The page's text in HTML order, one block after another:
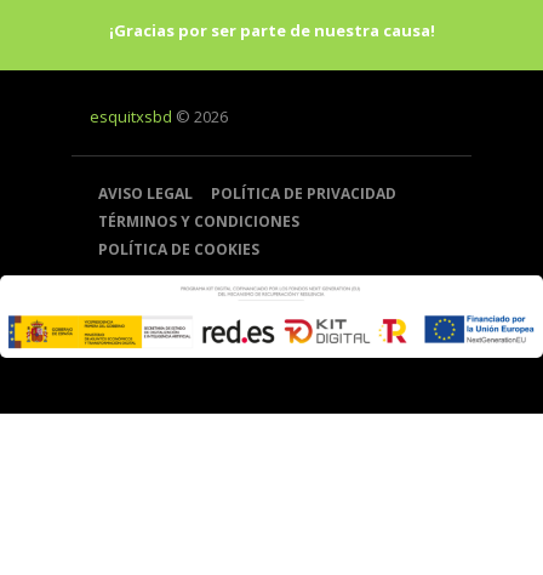
¡Gracias por ser parte de nuestra causa!
esquitxsbd © 2026
AVISO LEGAL
POLÍTICA DE PRIVACIDAD
TÉRMINOS Y CONDICIONES
POLÍTICA DE COOKIES